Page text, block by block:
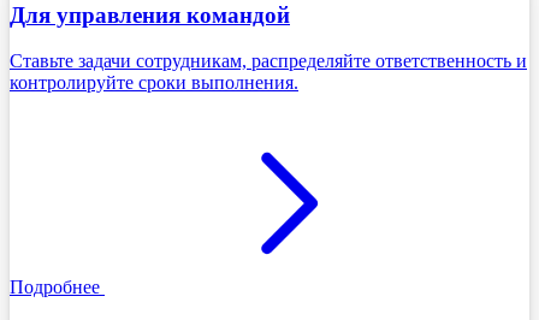
Для управления командой
Ставьте задачи сотрудникам, распределяйте ответственность и
контролируйте сроки выполнения.
Подробнее